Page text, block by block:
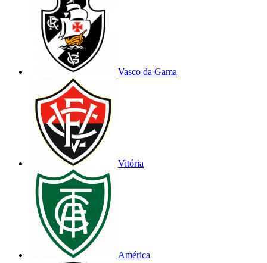
Vasco da Gama
Vitória
América